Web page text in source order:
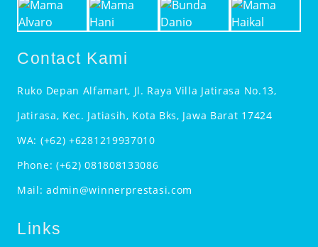
Contact Kami
Ruko Depan Alfamart, Jl. Raya Villa Jatirasa No.13,
Jatirasa, Kec. Jatiasih, Kota Bks, Jawa Barat 17424
WA: (+62) +6281219937010
Phone: (+62) 081808133086
Mail:admin@winnerprestasi.com
Links